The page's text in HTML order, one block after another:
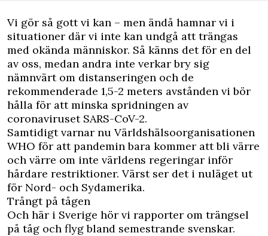
Vi gör så gott vi kan – men ändå hamnar vi i
situationer där vi inte kan undgå att trängas
med okända människor. Så känns det för en del
av oss, medan andra inte verkar bry sig
nämnvärt om distanseringen och de
rekommenderade 1,5-2 meters avstånden vi bör
hålla för att minska spridningen av
coronaviruset SARS-CoV-2.
Samtidigt varnar nu Världshälsoorganisationen
WHO för att pandemin bara kommer att bli värre
och värre om inte världens regeringar inför
hårdare restriktioner. Värst ser det i nuläget ut
för Nord- och Sydamerika.
Trångt på tågen
Och här i Sverige hör vi rapporter om trängsel
på tåg och flyg bland semestrande svenskar.